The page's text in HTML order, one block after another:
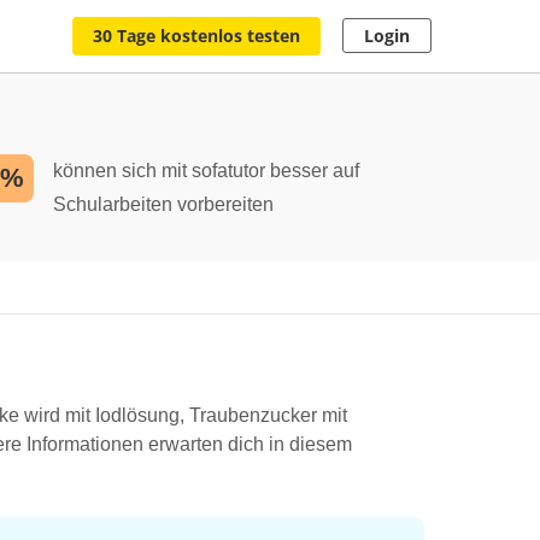
30 Tage kostenlos testen Login
können sich mit sofatutor besser auf
Schularbeiten vorbereiten
wird mit Iodlösung, Traubenzucker mit
Informationen erwarten dich in diesem